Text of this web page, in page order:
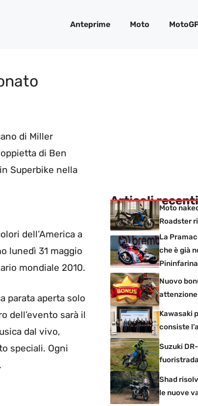
Anteprime Moto
di Miller
di Ben
Superbike nella
dell’America a
lunedì 31 maggio
mondiale 2010.
parata aperta solo
dell’evento sarà il
dal vivo,
speciali. Ogni
Articoli recenti
Moto
Roadster
La
che è già
Pininfarina
Nuovo
Kawasaki
consiste
Suzuki
Shad
le nuove